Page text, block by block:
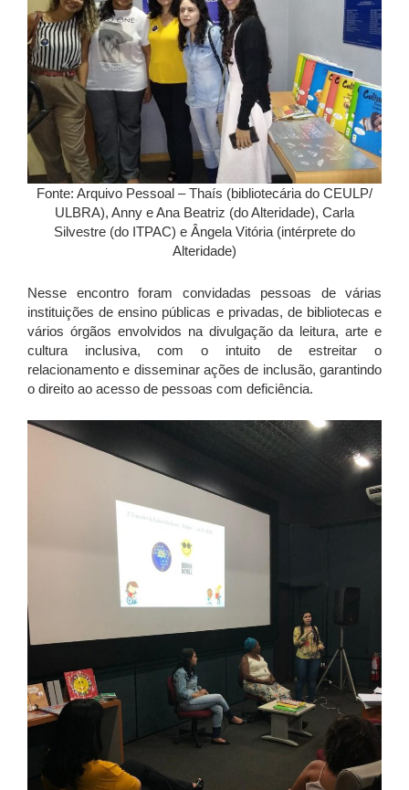
Fonte: Arquivo Pessoal – Thaís (bibliotecária do CEULP/
ULBRA), Anny e Ana Beatriz (do Alteridade), Carla
Silvestre (do ITPAC) e Ângela Vitória (intérprete do
Alteridade)
Nesse encontro foram convidadas pessoas de várias
instituições de ensino públicas e privadas, de bibliotecas e
vários órgãos envolvidos na divulgação da leitura, arte e
cultura inclusiva, com o intuito de estreitar o
relacionamento e disseminar ações de inclusão, garantindo
o direito ao acesso de pessoas com deficiência.